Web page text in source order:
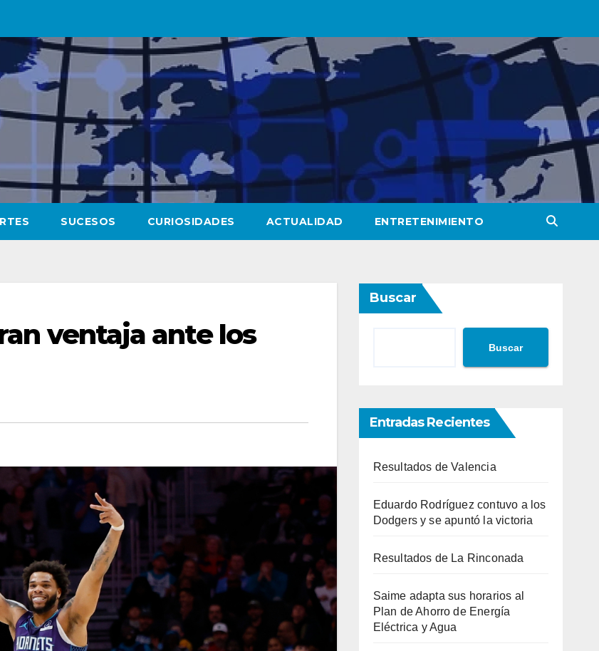
SUCESOS CURIOSIDADES ACTUALIDAD ENTRETENIMIENTO
ventaja ante los
Buscar
Buscar
Entradas Recientes
Resultados de Valencia
Eduardo Rodríguez contuvo a los
Dodgers y se apuntó la victoria
Resultados de La Rinconada
Saime adapta sus horarios al
Plan de Ahorro de Energía
Eléctrica y Agua